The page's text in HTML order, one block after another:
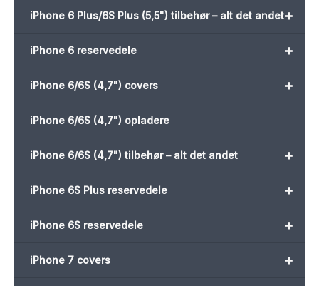
+
iPhone 6 Plus/6S Plus (5,5") tilbehør – alt det andet
+
iPhone 6 reservedele
+
iPhone 6/6S (4,7") covers
iPhone 6/6S (4,7") opladere
+
iPhone 6/6S (4,7") tilbehør – alt det andet
+
iPhone 6S Plus reservedele
+
iPhone 6S reservedele
+
iPhone 7 covers